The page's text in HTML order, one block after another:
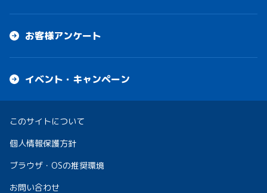
お客様アンケート
イベント・キャンペーン
このサイトについて
個人情報保護方針
ブラウザ・OSの推奨環境
お問い合わせ